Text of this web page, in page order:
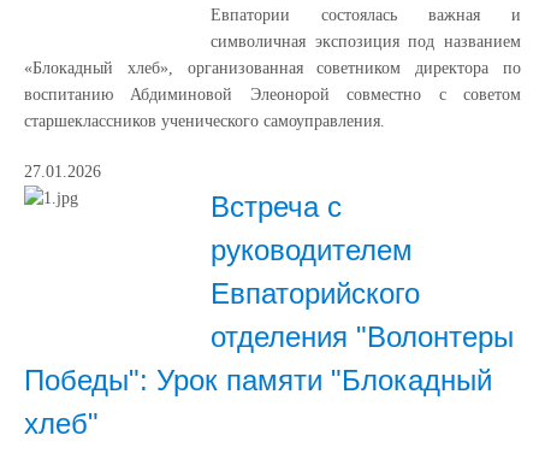
Евпатории состоялась важная и
символичная экспозиция под названием
«Блокадный хлеб», организованная советником директора по
воспитанию Абдиминовой Элеонорой совместно с советом
старшеклассников ученического самоуправления.
27.01.2026
Встреча с
руководителем
Евпаторийского
отделения "Волонтеры
Победы": Урок памяти "Блокадный
хлеб"